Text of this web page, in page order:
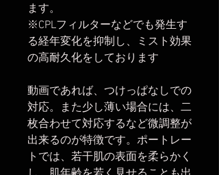
ます。
※CPLフィルターなどでも発生す
る経年変化を抑制し、ミスト効果
の高耐久化をしております
動画であれば、つけっぱなしでの
対応。また少し薄い場合には、二
枚合わせて対応するなど微調整が
出来るのが特徴です。ポートレー
トでは、若干肌の表面を柔らかく